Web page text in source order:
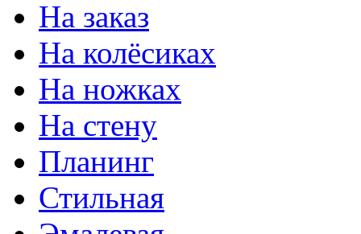
На заказ
На колёсиках
На ножках
На стену
Планинг
Стильная